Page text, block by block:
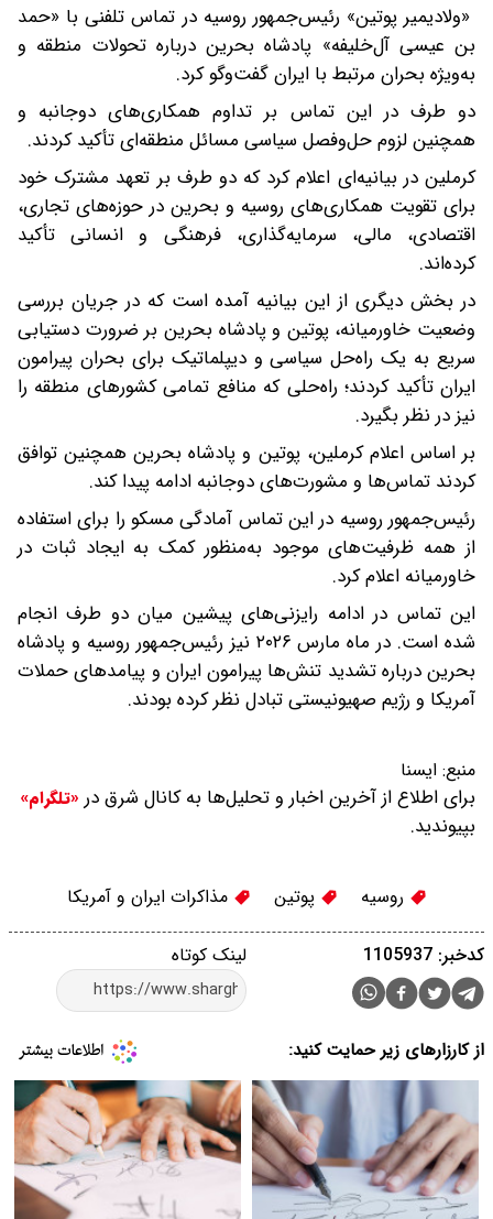
«ولادیمیر پوتین» رئیس‌جمهور روسیه در تماس تلفنی با «حمد
بن عیسی آل‌خلیفه» پادشاه بحرین درباره تحولات منطقه و
به‌ویژه بحران مرتبط با ایران گفت‌وگو کرد.
دو طرف در این تماس بر تداوم همکاری‌های دوجانبه و
همچنین لزوم حل‌وفصل سیاسی مسائل منطقه‌ای تأکید کردند.
کرملین در بیانیه‌ای اعلام کرد که دو طرف بر تعهد مشترک خود
برای تقویت همکاری‌های روسیه و بحرین در حوزه‌های تجاری،
اقتصادی، مالی، سرمایه‌گذاری، فرهنگی و انسانی تأکید
کرده‌اند.
در بخش دیگری از این بیانیه آمده است که در جریان بررسی
وضعیت خاورمیانه، پوتین و پادشاه بحرین بر ضرورت دستیابی
سریع به یک راه‌حل سیاسی و دیپلماتیک برای بحران پیرامون
ایران تأکید کردند؛ راه‌حلی که منافع تمامی کشورهای منطقه را
نیز در نظر بگیرد.
بر اساس اعلام کرملین، پوتین و پادشاه بحرین همچنین توافق
کردند تماس‌ها و مشورت‌های دوجانبه ادامه پیدا کند.
رئیس‌جمهور روسیه در این تماس آمادگی مسکو را برای استفاده
از همه ظرفیت‌های موجود به‌منظور کمک به ایجاد ثبات در
خاورمیانه اعلام کرد.
این تماس در ادامه رایزنی‌های پیشین میان دو طرف انجام
شده است. در ماه مارس ۲۰۲۶ نیز رئیس‌جمهور روسیه و پادشاه
بحرین درباره تشدید تنش‌ها پیرامون ایران و پیامدهای حملات
آمریکا و رژیم صهیونیستی تبادل نظر کرده بودند.
منبع: ایسنا
برای اطلاع از آخرین اخبار و تحلیل‌ها به کانال شرق در «تلگرام»
بپیوندید.
روسیه پوتین مذاکرات ایران و آمریکا
لینک کوتاه کدخبر: 1105937
از کارزارهای زیر حمایت کنید: